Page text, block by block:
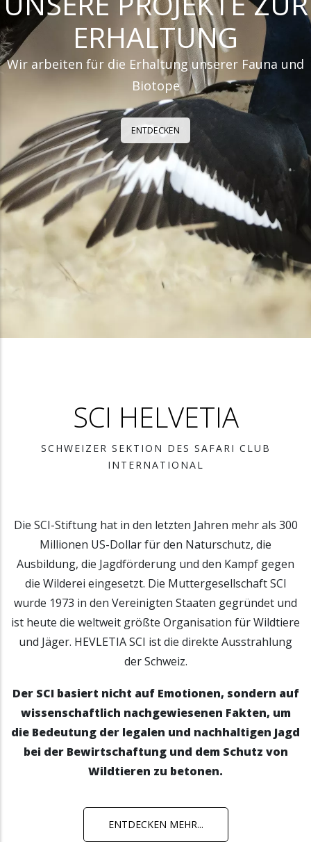
ERHALTUNG
Wir arbeiten für die Erhaltung unserer Fauna und
Biotope
ENTDECKEN
SCI HELVETIA
SCHWEIZER SEKTION DES SAFARI CLUB
INTERNATIONAL
Die SCI-Stiftung hat in den letzten Jahren mehr als 300
Millionen US-Dollar für den Naturschutz, die
Ausbildung, die Jagdförderung und den Kampf gegen
die Wilderei eingesetzt. Die Muttergesellschaft SCI
wurde 1973 in den Vereinigten Staaten gegründet und
ist heute die weltweit größte Organisation für Wildtiere
und Jäger. HEVLETIA SCI ist die direkte Ausstrahlung
der Schweiz.
Der SCI basiert nicht auf Emotionen, sondern auf
wissenschaftlich nachgewiesenen Fakten, um
die Bedeutung der legalen und nachhaltigen Jagd
bei der Bewirtschaftung und dem Schutz von
Wildtieren zu betonen.
ENTDECKEN MEHR...